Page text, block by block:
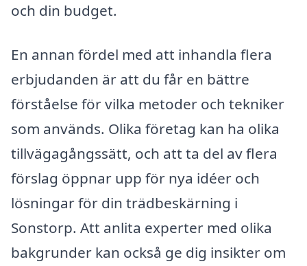
och din budget.
En annan fördel med att inhandla flera
erbjudanden är att du får en bättre
förståelse för vilka metoder och tekniker
som används. Olika företag kan ha olika
tillvägagångssätt, och att ta del av flera
förslag öppnar upp för nya idéer och
lösningar för din trädbeskärning i
Sonstorp. Att anlita experter med olika
bakgrunder kan också ge dig insikter om